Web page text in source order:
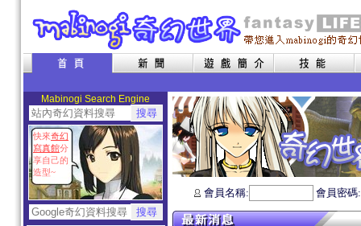
Mabinogi Search Engine
快來奇幻
寫真館分
享自己的
造型~
會員名稱: 會員密